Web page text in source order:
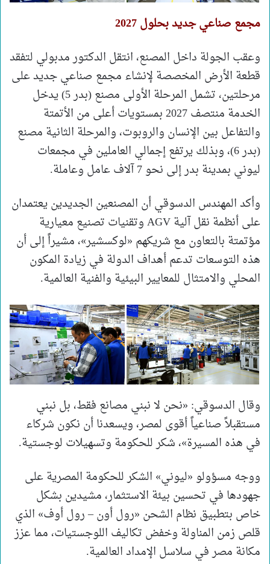
مجمع صناعي جديد بحلول 2027
وعقب الجولة داخل المصنع، انتقل الدكتور مدبولي لتفقد
قطعة الأرض المخصصة لإنشاء مجمع صناعي جديد على
مرحلتين، تشمل المرحلة الأولى مصنع (بدر 5) يدخل
الخدمة منتصف 2027 بمستويات أعلى من الأتمتة
والتفاعل بين الإنسان والروبوت، والمرحلة الثانية مصنع
(بدر 6)، وبذلك يرتفع إجمالي العاملين في مجمعات
ليوني بمدينة بدر إلى نحو 7 آلاف عامل وعاملة.
وأكد المهندس الدسوقي أن المصنعين الجديدين يعتمدان
على أنظمة نقل آلية AGV وتقنيات تصنيع معيارية
مؤتمتة بالتعاون مع شريكهم «لوكسشير»، مشيراً إلى أن
هذه التوسعات تدعم أهداف الدولة في زيادة المكون
المحلي والامتثال للمعايير البيئية والفنية العالمية.
وقال الدسوقي: «نحن لا نبني مصانع فقط، بل نبني
مستقبلاً صناعياً أقوى لمصر، ويسعدنا أن نكون شركاء
في هذه المسيرة»، شكر للحكومة وتسهيلات لوجستية.
ووجه مسؤولو «ليوني» الشكر للحكومة المصرية على
جهودها في تحسين بيئة الاستثمار، مشيدين بشكل
خاص بتطبيق نظام الشحن «رول أون – رول أوف» الذي
قلص زمن المناولة وخفض تكاليف اللوجستيات، مما عزز
مكانة مصر في سلاسل الإمداد العالمية.